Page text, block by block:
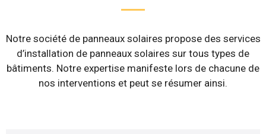
Notre société de panneaux solaires propose des services
d’installation de panneaux solaires sur tous types de
bâtiments. Notre expertise manifeste lors de chacune de
nos interventions et peut se résumer ainsi.